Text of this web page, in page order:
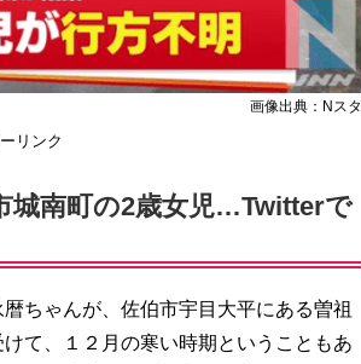
画像出典：Nスタ
リンク
城南町の2歳女児…Twitterで
ちゃんが、佐伯市宇目大平にある曽祖
て、１２月の寒い時期ということもあ